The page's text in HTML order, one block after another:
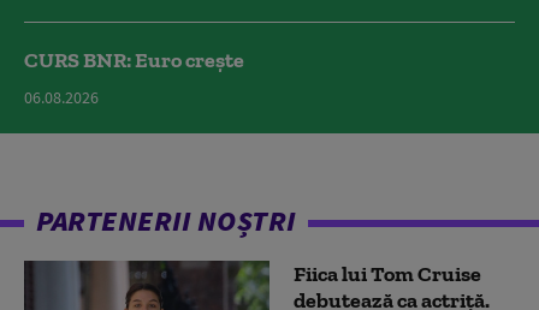
CURS BNR: Euro crește
06.08.2026
PARTENERII NOȘTRI
Fiica lui Tom Cruise
debutează ca actriță.